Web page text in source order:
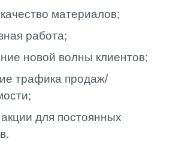
материалов;
работа;
новой волны клиентов;
трафика продаж/
для постоянных